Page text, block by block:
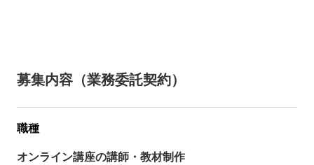
募集内容（業務委託契約）
職種
オンライン講座の講師・教材制作